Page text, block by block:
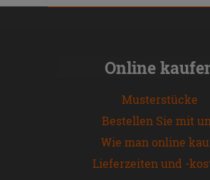
Online
Musterstücke
Bestellen Sie mit
Wie man online
Lieferzeiten und -